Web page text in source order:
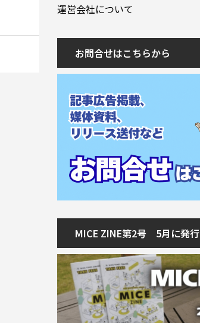
運営会社について
お問合せはこちらから
MICE ZINE第2号 5月に発行